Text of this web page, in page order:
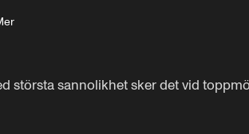
största sannolikhet sker det vid